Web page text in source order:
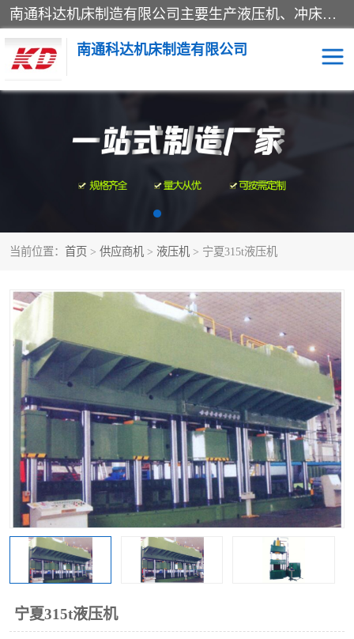
南通科达机床制造有限公司主要生产液压机、冲床、压力机等产品；本公司采用现代化企业的管理方法进行管理，立足于产品的质量管理，以优秀的品质、新颖的设计、合理的价格、完善的服务赢得广大客户的充分信赖和良好的口碑。领导层将运用科学管理方法及长期积累下来的经验和广泛领域吸取来新的技术不断调整产品结构，为市场提供精良的各类机械设备。企业将坚持与国内外各界朋友，真诚合作，共创辉煌。
南通科达机床制造有限公司
当前位置： 首页 > 供应商机 > 液压机 > 宁夏315t液压机
宁夏315t液压机
四柱液压机 液压机
卷板机